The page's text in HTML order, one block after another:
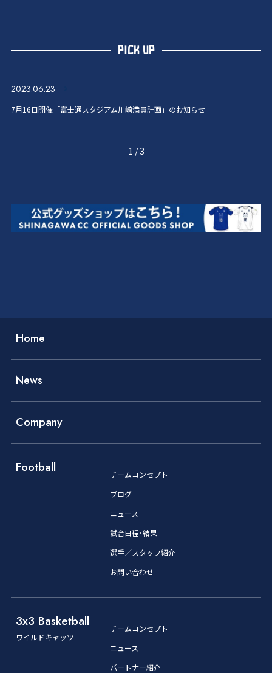
PICK UP
2023.06.23
7月16日開催「富士通スタジアム川崎満員計画」のお知らせ
1 /3
Home
News
Company
Football
チームコンセプト
ブログ
ニュース
試合日程･結果
選手／スタッフ紹介
お問い合わせ
3x3 Basketball
ワイルドキャッツ
チームコンセプト
ニュース
パートナー紹介